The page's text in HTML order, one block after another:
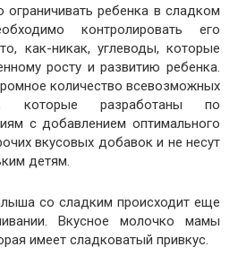
ребенка в сладком
контролировать его
как-никак, углеводы, которые
росту и развитию ребенка.
количество всевозможных
которые разработаны по
с добавлением оптимального
вкусовых добавок и не несут
детям.
со сладким происходит еще
Вкусное молочко мамы
имеет сладковатый привкус.